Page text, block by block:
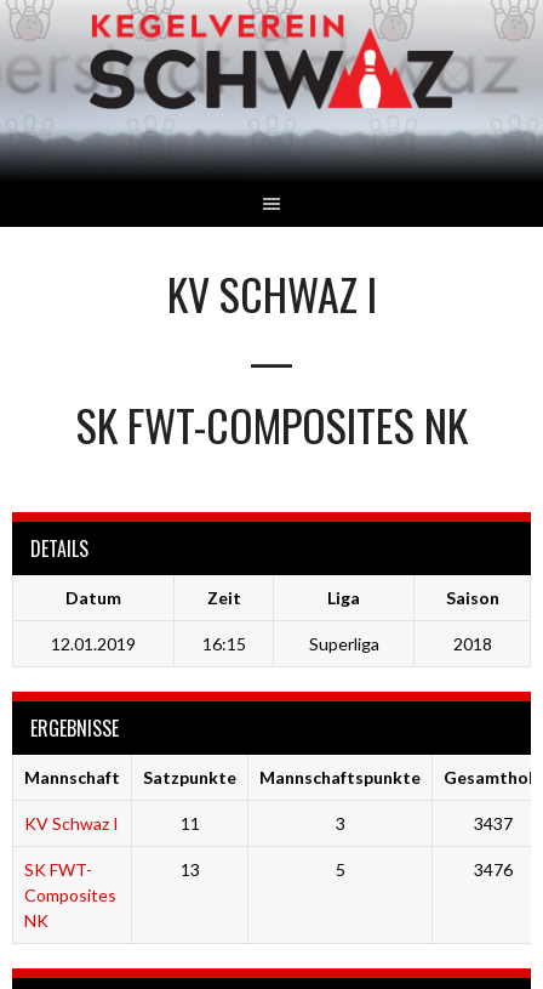
Springe
zum
Inhalt
KV SCHWAZ I
—
SK FWT-COMPOSITES NK
DETAILS
Datum Zeit Liga Saison
12.01.2019 16:15 Superliga 2018
ERGEBNISSE
Mannschaft Satzpunkte Mannschaftspunkte Gesamtholz
KV Schwaz I 11 3 3437
SK FWT-
Composites
NK
13 5 3476